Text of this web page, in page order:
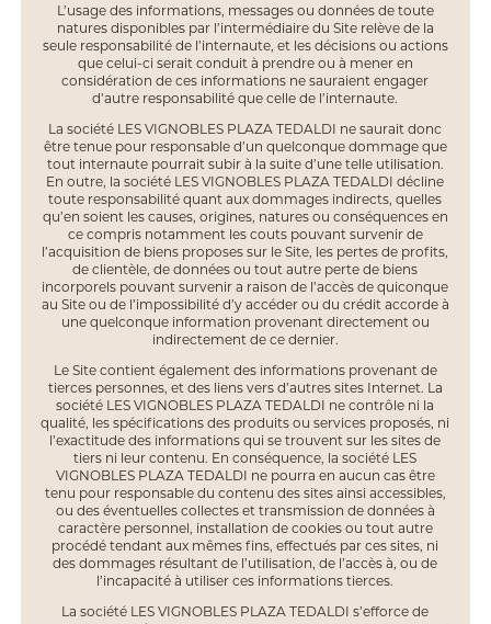
L’usage des informations, messages ou données de toute
natures disponibles par l’intermédiaire du Site relève de la
seule responsabilité de l’internaute, et les décisions ou actions
que celui-ci serait conduit à prendre ou à mener en
considération de ces informations ne sauraient engager
d’autre responsabilité que celle de l’internaute.
La société LES VIGNOBLES PLAZA TEDALDI ne saurait donc
être tenue pour responsable d’un quelconque dommage que
tout internaute pourrait subir à la suite d’une telle utilisation.
En outre, la société LES VIGNOBLES PLAZA TEDALDI décline
toute responsabilité quant aux dommages indirects, quelles
qu’en soient les causes, origines, natures ou conséquences en
ce compris notamment les couts pouvant survenir de
l’acquisition de biens proposes sur le Site, les pertes de profits,
de clientèle, de données ou tout autre perte de biens
incorporels pouvant survenir a raison de l’accès de quiconque
au Site ou de l’impossibilité d’y accéder ou du crédit accorde à
une quelconque information provenant directement ou
indirectement de ce dernier.
Le Site contient également des informations provenant de
tierces personnes, et des liens vers d’autres sites Internet. La
société LES VIGNOBLES PLAZA TEDALDI ne contrôle ni la
qualité, les spécifications des produits ou services proposés, ni
l’exactitude des informations qui se trouvent sur les sites de
tiers ni leur contenu. En conséquence, la société LES
VIGNOBLES PLAZA TEDALDI ne pourra en aucun cas être
tenu pour responsable du contenu des sites ainsi accessibles,
ou des éventuelles collectes et transmission de données à
caractère personnel, installation de cookies ou tout autre
procédé tendant aux mêmes fins, effectués par ces sites, ni
des dommages résultant de l’utilisation, de l’accès à, ou de
l’incapacité à utiliser ces informations tierces.
La société LES VIGNOBLES PLAZA TEDALDI s’efforce de